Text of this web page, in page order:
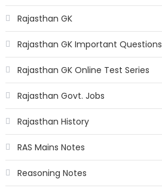
Rajasthan GK
Rajasthan GK Important Questions
Rajasthan GK Online Test Series
Rajasthan Govt. Jobs
Rajasthan History
RAS Mains Notes
Reasoning Notes